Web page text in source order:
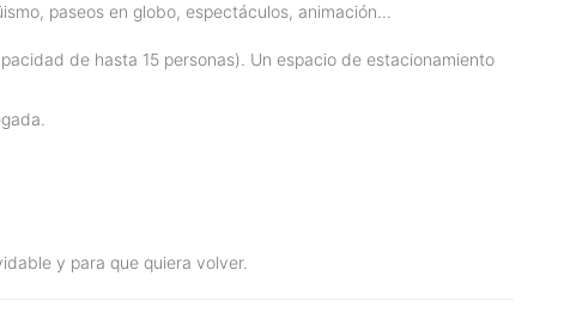
paseos en globo, espectáculos, animación...
de hasta 15 personas). Un espacio de estacionamiento
y para que quiera volver.